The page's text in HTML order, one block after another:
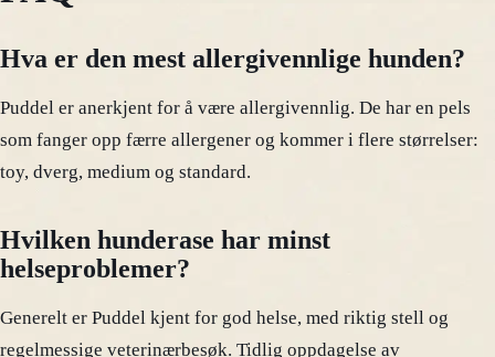
Hva er den mest allergivennlige hunden?
Puddel er anerkjent for å være allergivennlig. De har en pels
som fanger opp færre allergener og kommer i flere størrelser:
toy, dverg, medium og standard.
Hvilken hunderase har minst
helseproblemer?
Generelt er Puddel kjent for god helse, med riktig stell og
regelmessige veterinærbesøk. Tidlig oppdagelse av